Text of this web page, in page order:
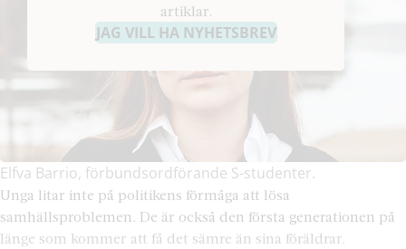
artiklar.
JAG VILL HA NYHETSBREV
Elfva Barrio, förbundsordförande S-studenter.
Unga litar inte på politikens förmåga att lösa
samhällsproblemen. De är också den första generationen på
länge som kommer att få det sämre än sina föräldrar.